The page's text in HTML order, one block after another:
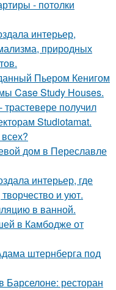
- потолки
интерьер,
природных
Пьером Кенигом
Case Study Houses.
получил
Studiotamat.
дом в Переславле
интерьер, где
и уют.
в ванной.
в Камбодже от
штернберга под
Барселоне: ресторан